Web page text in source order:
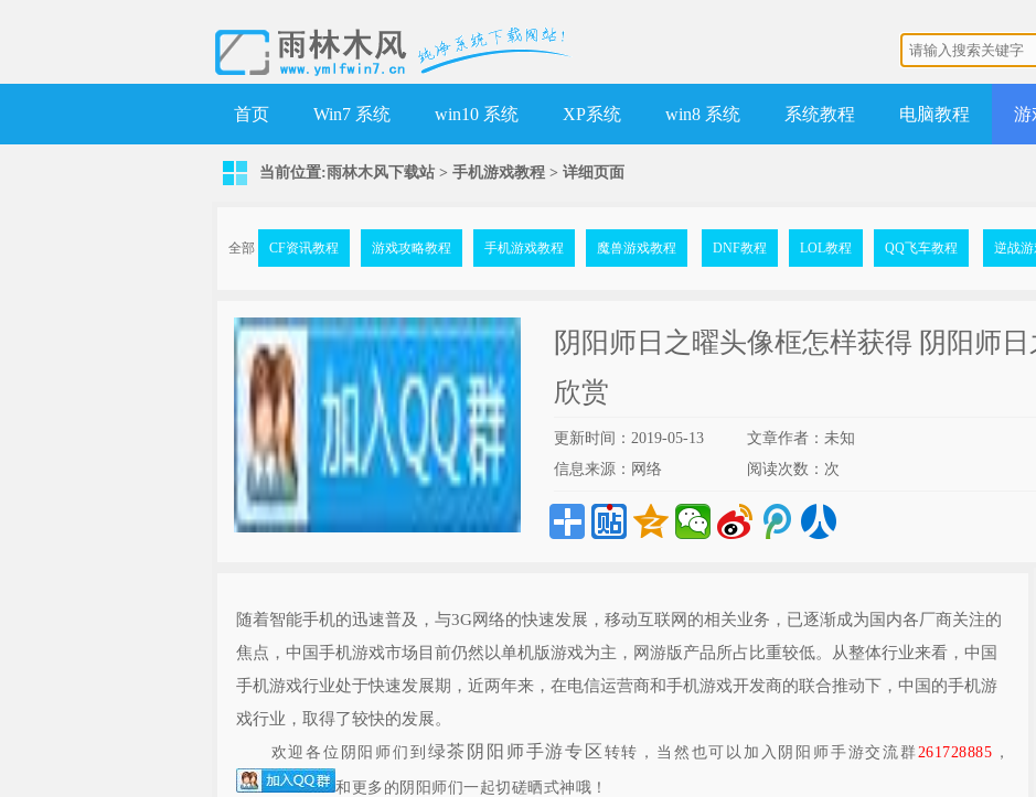
首页 Win7 系统 win10 系统 XP系统 win8 系统 系统教程 电脑教程 游
当前位置:雨林木风下载站 > 手机游戏教程 > 详细页面
全部 CF资讯教程 游戏攻略教程 手机游戏教程 魔兽游戏教程 DNF教程 LOL教程 QQ飞车教程 逆战
阴阳师日之曜头像框怎样获得 阴阳师
欣赏
更新时间：2019-05-13
文章作者：未知
信息来源：网络
阅读次数： 次
随着智能手机的迅速普及，与3G网络的快速发展，移动互联网的相关业务，已逐渐成为国内各厂商关注的
焦点，中国手机游戏市场目前仍然以单机版游戏为主，网游版产品所占比重较低。从整体行业来看，中国
手机游戏行业处于快速发展期，近两年来，在电信运营商和手机游戏开发商的联合推动下，中国的手机游
戏行业，取得了较快的发展。
欢迎各位阴阳师们到 绿茶阴阳师手游专区 转转，当然也可以加入阴阳师手游交流群261728885 ，
和更多的阴阳师们一起切磋晒式神哦！